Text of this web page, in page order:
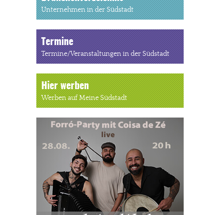
Unternehmen in der Südstadt
Termine
Termine/Veranstaltungen in der Südstadt
Hier werben
Werben auf Meine Südstadt